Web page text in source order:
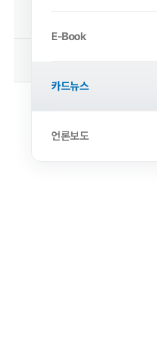
E-Book
카드뉴스
언론보도